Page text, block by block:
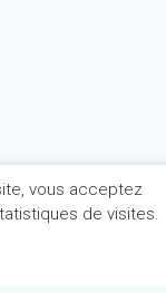
vous acceptez
de visites.